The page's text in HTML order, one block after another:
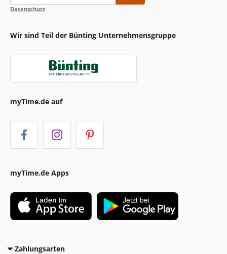
Datenschutz
Wir sind Teil der Bünting Unternehmensgruppe
myTime.de auf
myTime.de Apps
Zahlungsarten